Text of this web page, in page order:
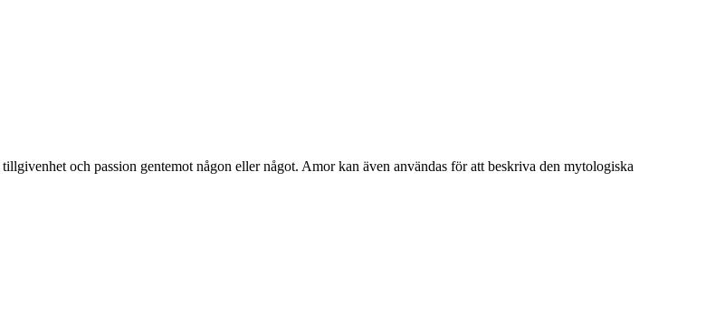
och passion gentemot någon eller något. Amor kan även användas för att beskriva den mytologiska